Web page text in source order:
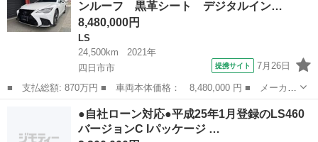
２、パートをされる主婦の方や派遣社員の方 ３、自己破産等を...
ンルーフ 黒革シート デジタルイン…
8,480,000円
LS
24,500km
2021年
四日市市
提携サイト 7月26日
■ 支払総額: 870万円 ■ 車両本体価格： 8,480,000 円 ■ メーカー
名： レクサス ■ 車種名： ＬＳ ■ グレード名： ＬＳ５００
ｈ Ｆスポーツ サンルーフ 黒革シート デジタルインナーミラ
ー ２０ＡＷ ...
四日市市
●自社ローン対応●平成25年1月登録のLS460
バージョンC Iパッケージ …